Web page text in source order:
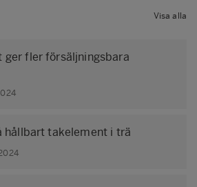
Visa alla
ger fler försäljningsbara
hållbart takelement i trä